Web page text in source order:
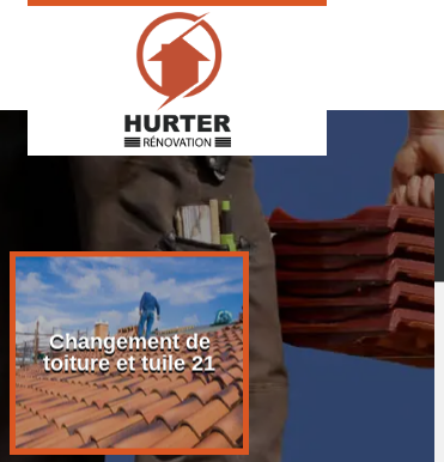
Changement de
toiture et tuile 21
Rénovation de
toiture 21